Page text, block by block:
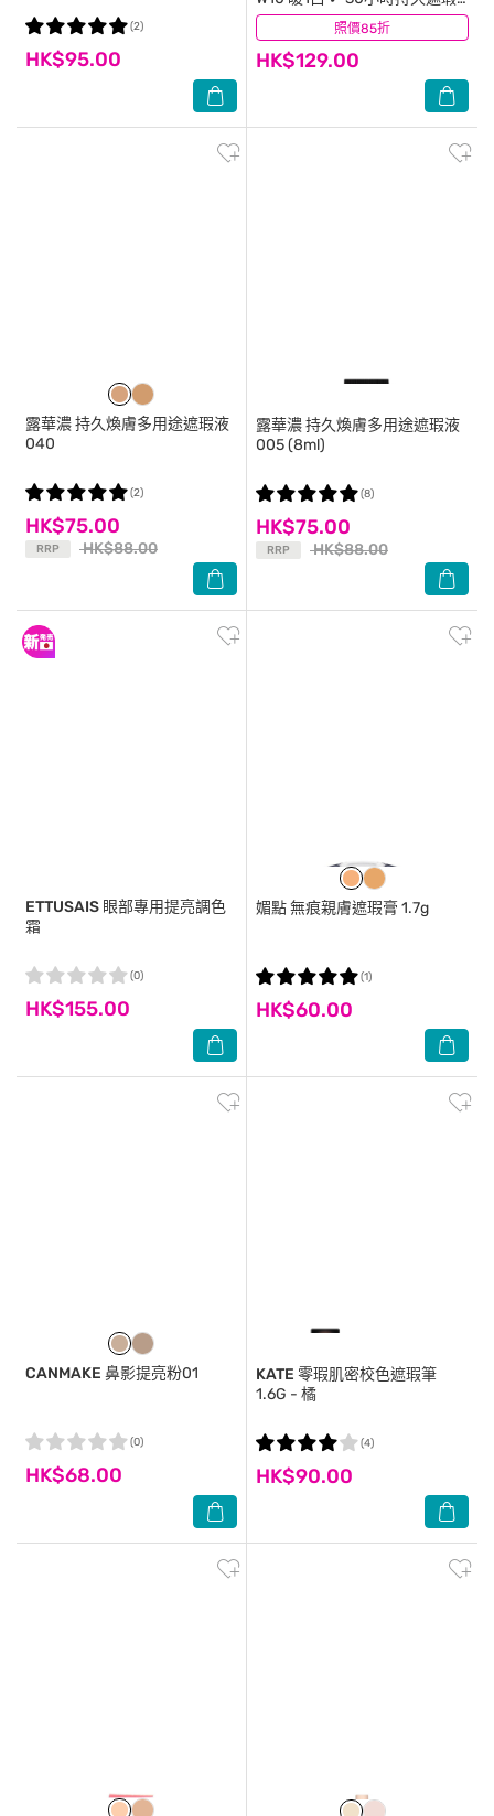
HK$95.00
(2) 照價85折
✔遮黑眼圈 ✔貼服不移位
HK$129.00
(1)
露華濃持久煥膚多用途遮瑕液
040
HK$75.00
RRP HK$88.00
(2)
露華濃持久煥膚多用途遮瑕液
005 (8ml)
HK$75.00
RRP HK$88.00
(8)
ETTUSAIS 眼部專用提亮調色
霜
HK$155.00
(0)
媚點無痕親膚遮瑕膏 1.7g
HK$60.00
(1)
CANMAKE 鼻影提亮粉01
HK$68.00
(0)
KATE 零瑕肌密校色遮瑕筆
1.6G - 橘
HK$90.00
(4)